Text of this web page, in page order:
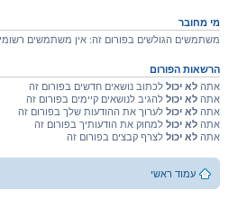
מי מחובר
משתמשים הגולשים בפורום זה: אין משתמשים
הרשאות הפורום
אתה לא יכול לכתוב נושאים חדשים בפורום זה
אתה לא יכול להגיב לנושאים קיימים בפורום זה
אתה לא יכול לערוך את ההודעות שלך בפורום זה
אתה לא יכול למחוק את הודעותיך בפורום זה
אתה לא יכול לצרף קבצים בפורום זה
עמוד ראשי